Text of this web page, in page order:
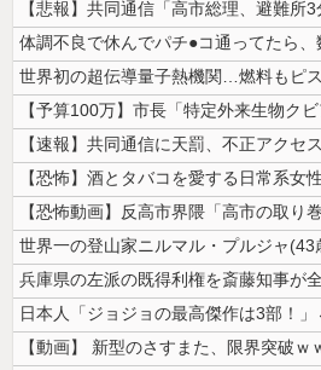
世界一の登山家ニルマル・プルジャ(43
日本人「ジョジョの最高傑作は3部！
【動画】 新型のさすまた、限界突破ｗ